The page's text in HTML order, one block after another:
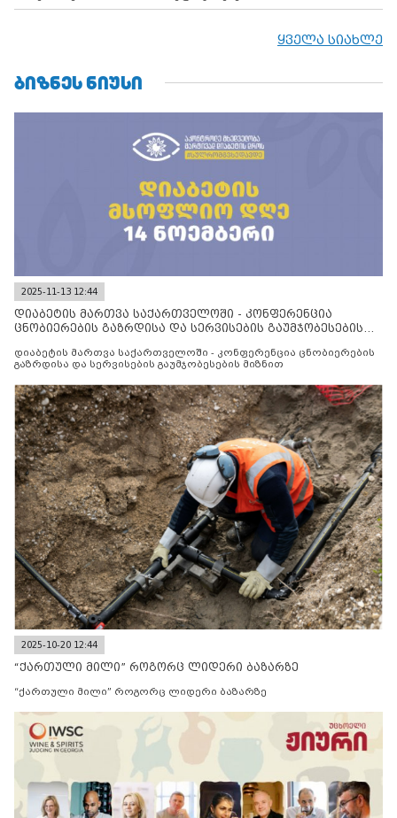
ყველა სიახლე
ᲑᲘᲖᲜᲔᲡ ᲜᲘᲣᲡᲘ
2025-11-13 12:44
დიაბეტის მართვა საქართველოში - კონფერენცია
ცნობიერების გაზრდისა და სერვისების გაუმჯობესების
დიაბეტის მართვა საქართველოში - კონფერენცია ცნობიერების
გაზრდისა და სერვისების გაუმჯობესების მიზნით
2025-10-20 12:44
“ქართული მილი” როგორც ლიდერი ბაზარზე
“ქართული მილი” როგორც ლიდერი ბაზარზე